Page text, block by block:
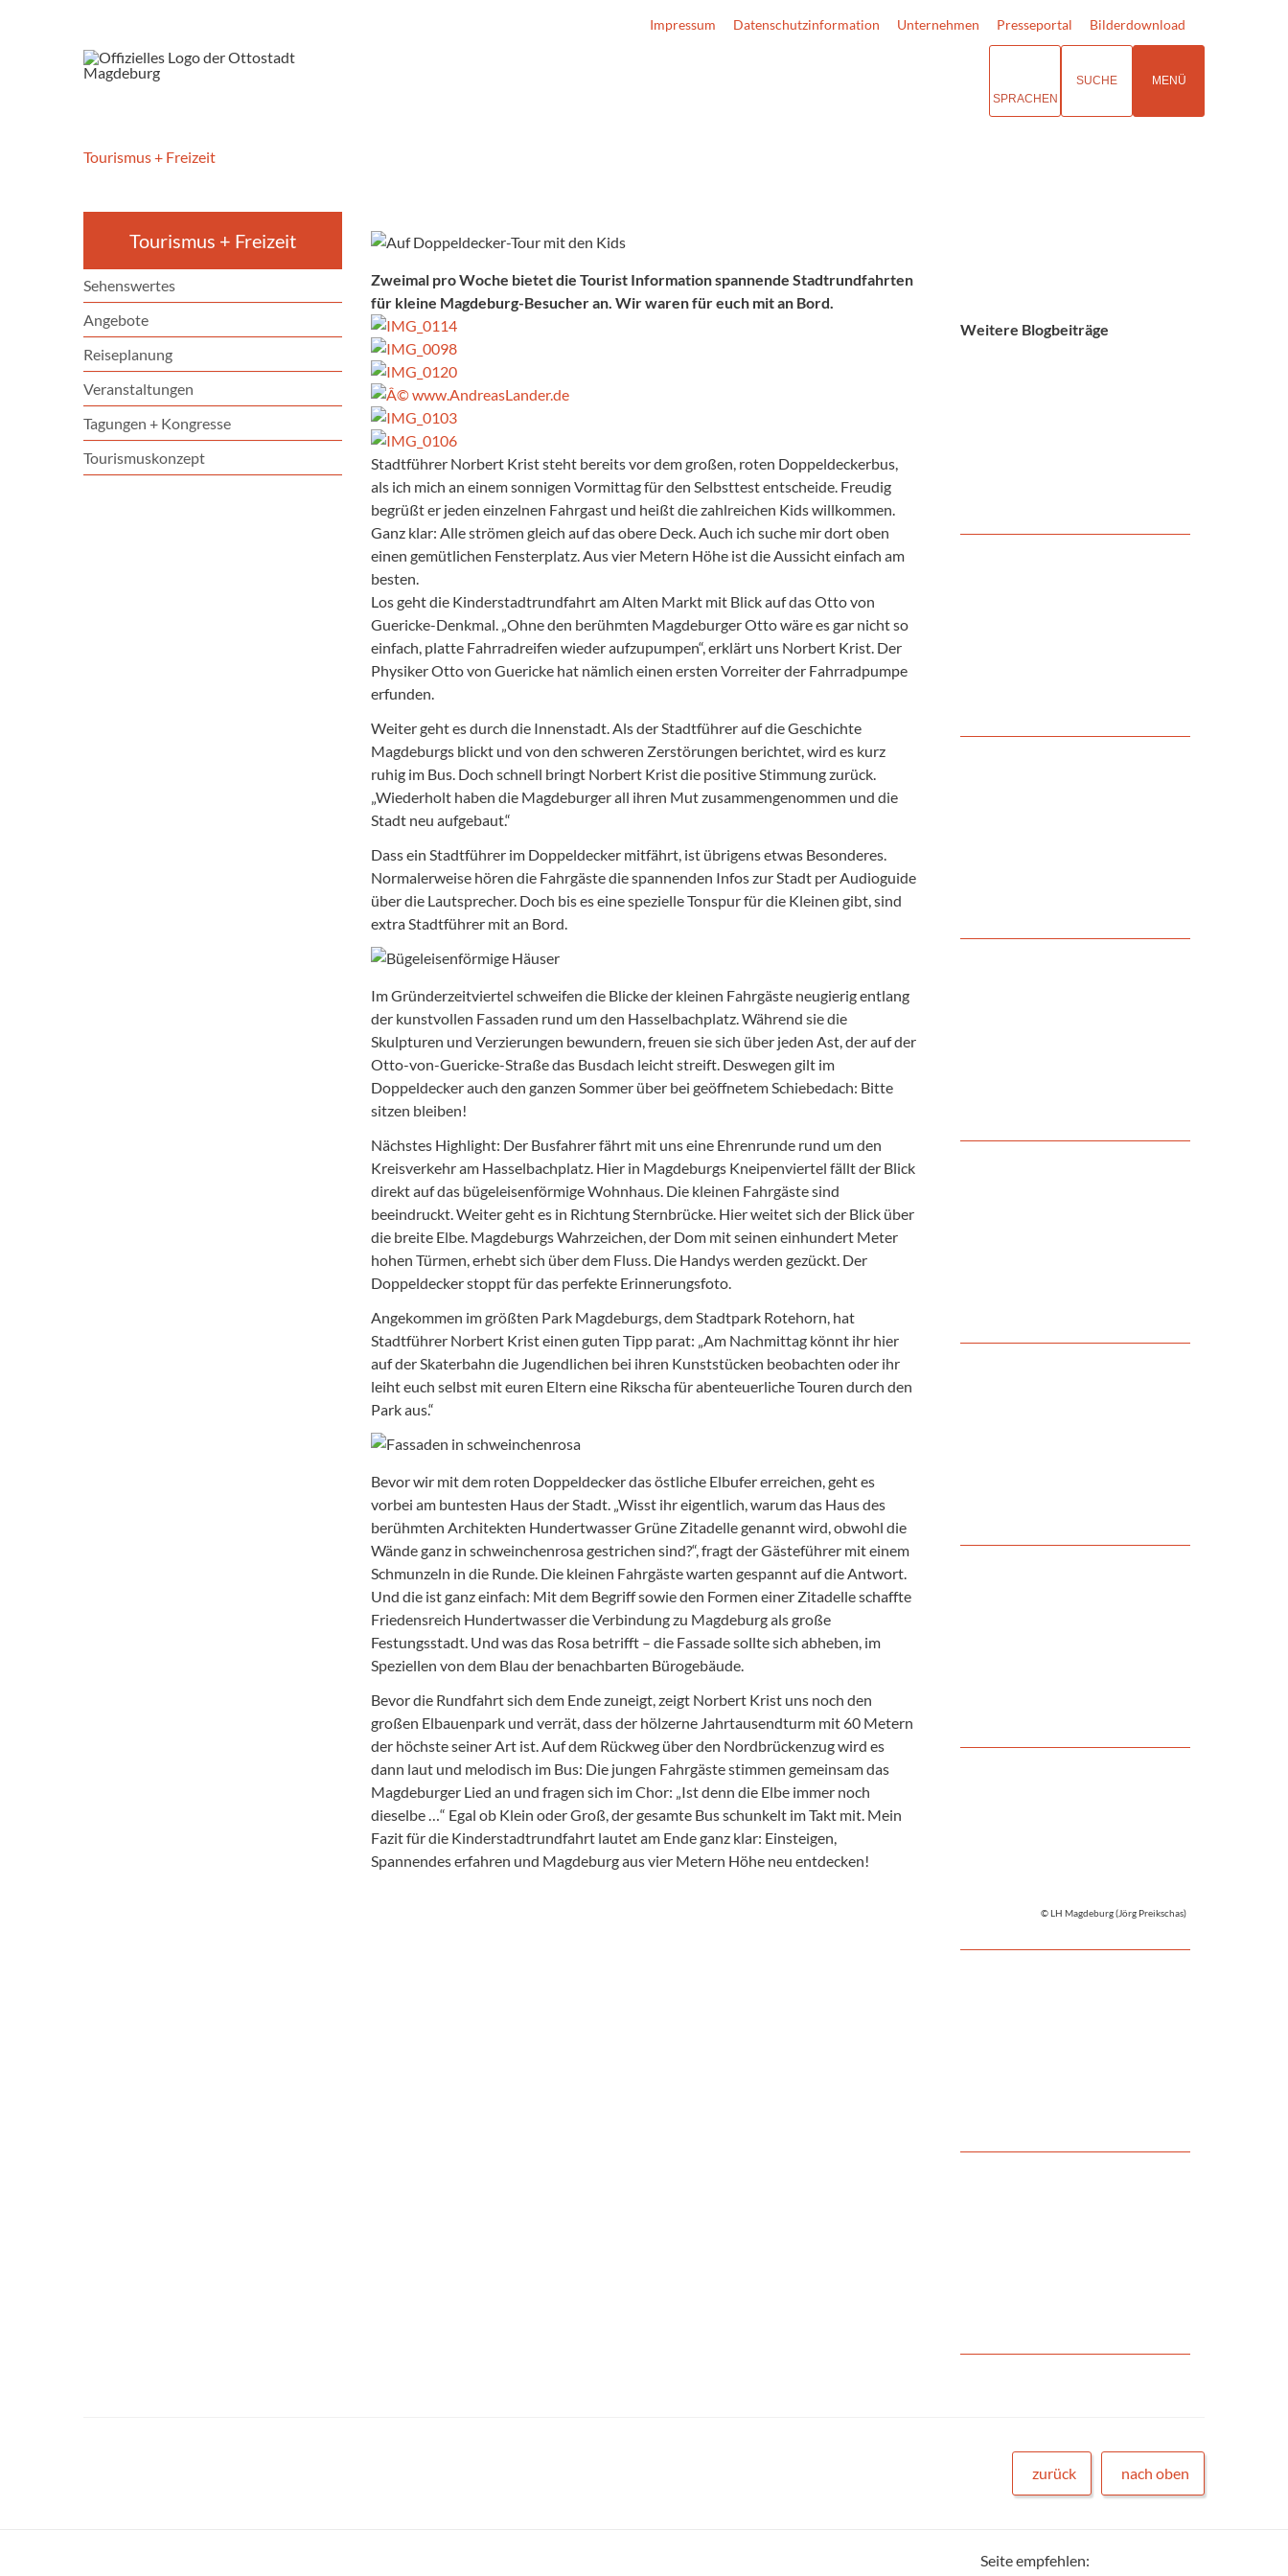
Impressum Datenschutzinformation Unternehmen Presseportal Bilderdownload
SPRACHEN
SUCHE MENÜ
Tourismus + Freizeit
Tourismus + Freizeit
Sehenswertes
Angebote
Reiseplanung
Veranstaltungen
Tagungen + Kongresse
Tourismuskonzept
Zweimal pro Woche bietet die Tourist Information spannende Stadtrundfahrten
für kleine Magdeburg-Besucher an. Wir waren für euch mit an Bord.
Stadtführer Norbert Krist steht bereits vor dem großen, roten Doppeldeckerbus,
als ich mich an einem sonnigen Vormittag für den Selbsttest entscheide. Freudig
begrüßt er jeden einzelnen Fahrgast und heißt die zahlreichen Kids willkommen.
Ganz klar: Alle strömen gleich auf das obere Deck. Auch ich suche mir dort oben
einen gemütlichen Fensterplatz. Aus vier Metern Höhe ist die Aussicht einfach am
besten.
Los geht die Kinderstadtrundfahrt am Alten Markt mit Blick auf das Otto von
Guericke-Denkmal. „Ohne den berühmten Magdeburger Otto wäre es gar nicht so
einfach, platte Fahrradreifen wieder aufzupumpen“, erklärt uns Norbert Krist. Der
Physiker Otto von Guericke hat nämlich einen ersten Vorreiter der Fahrradpumpe
erfunden.
Weiter geht es durch die Innenstadt. Als der Stadtführer auf die Geschichte
Magdeburgs blickt und von den schweren Zerstörungen berichtet, wird es kurz
ruhig im Bus. Doch schnell bringt Norbert Krist die positive Stimmung zurück.
„Wiederholt haben die Magdeburger all ihren Mut zusammengenommen und die
Stadt neu aufgebaut.“
Dass ein Stadtführer im Doppeldecker mitfährt, ist übrigens etwas Besonderes.
Normalerweise hören die Fahrgäste die spannenden Infos zur Stadt per Audioguide
über die Lautsprecher. Doch bis es eine spezielle Tonspur für die Kleinen gibt, sind
extra Stadtführer mit an Bord.
Im Gründerzeitviertel schweifen die Blicke der kleinen Fahrgäste neugierig entlang
der kunstvollen Fassaden rund um den Hasselbachplatz. Während sie die
Skulpturen und Verzierungen bewundern, freuen sie sich über jeden Ast, der auf der
Otto-von-Guericke-Straße das Busdach leicht streift. Deswegen gilt im
Doppeldecker auch den ganzen Sommer über bei geöffnetem Schiebedach: Bitte
sitzen bleiben!
Nächstes Highlight: Der Busfahrer fährt mit uns eine Ehrenrunde rund um den
Kreisverkehr am Hasselbachplatz. Hier in Magdeburgs Kneipenviertel fällt der Blick
direkt auf das bügeleisenförmige Wohnhaus. Die kleinen Fahrgäste sind
beeindruckt. Weiter geht es in Richtung Sternbrücke. Hier weitet sich der Blick über
die breite Elbe. Magdeburgs Wahrzeichen, der Dom mit seinen einhundert Meter
hohen Türmen, erhebt sich über dem Fluss. Die Handys werden gezückt. Der
Doppeldecker stoppt für das perfekte Erinnerungsfoto.
Angekommen im größten Park Magdeburgs, dem Stadtpark Rotehorn, hat
Stadtführer Norbert Krist einen guten Tipp parat: „Am Nachmittag könnt ihr hier
auf der Skaterbahn die Jugendlichen bei ihren Kunststücken beobachten oder ihr
leiht euch selbst mit euren Eltern eine Rikscha für abenteuerliche Touren durch den
Park aus.“
Bevor wir mit dem roten Doppeldecker das östliche Elbufer erreichen, geht es
vorbei am buntesten Haus der Stadt. „Wisst ihr eigentlich, warum das Haus des
berühmten Architekten Hundertwasser Grüne Zitadelle genannt wird, obwohl die
Wände ganz in schweinchenrosa gestrichen sind?“, fragt der Gästeführer mit einem
Schmunzeln in die Runde. Die kleinen Fahrgäste warten gespannt auf die Antwort.
Und die ist ganz einfach: Mit dem Begriff sowie den Formen einer Zitadelle schaffte
Friedensreich Hundertwasser die Verbindung zu Magdeburg als große
Festungsstadt. Und was das Rosa betrifft – die Fassade sollte sich abheben, im
Speziellen von dem Blau der benachbarten Bürogebäude.
Bevor die Rundfahrt sich dem Ende zuneigt, zeigt Norbert Krist uns noch den
großen Elbauenpark und verrät, dass der hölzerne Jahrtausendturm mit 60 Metern
der höchste seiner Art ist. Auf dem Rückweg über den Nordbrückenzug wird es
dann laut und melodisch im Bus: Die jungen Fahrgäste stimmen gemeinsam das
Magdeburger Lied an und fragen sich im Chor: „Ist denn die Elbe immer noch
dieselbe …“ Egal ob Klein oder Groß, der gesamte Bus schunkelt im Takt mit. Mein
Fazit für die Kinderstadtrundfahrt lautet am Ende ganz klar: Einsteigen,
Spannendes erfahren und Magdeburg aus vier Metern Höhe neu entdecken!
Weitere Blogbeiträge
© LH Magdeburg (Jörg Preikschas)
zurück nach oben
Seite empfehlen: